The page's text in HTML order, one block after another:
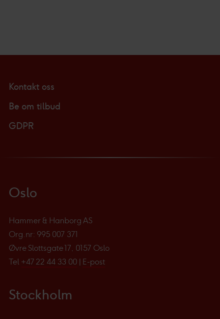
Kontakt oss
Be om tilbud
GDPR
Oslo
Hammer & Hanborg AS
Org.nr: 995 007 371
Øvre Slottsgate 17, 0157 Oslo
Tel +47 22 44 33 00 E-post
Stockholm